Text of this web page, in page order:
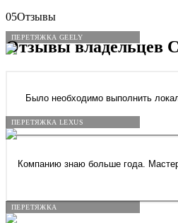
ПЕРЕТЯЖКА GEELY
ПЕРЕТЯЖКА LEXUS
ПЕРЕТЯЖКА
05Отзывы
Отзывы владельцев
Было необходимо выполнить
Компанию знаю больше года.